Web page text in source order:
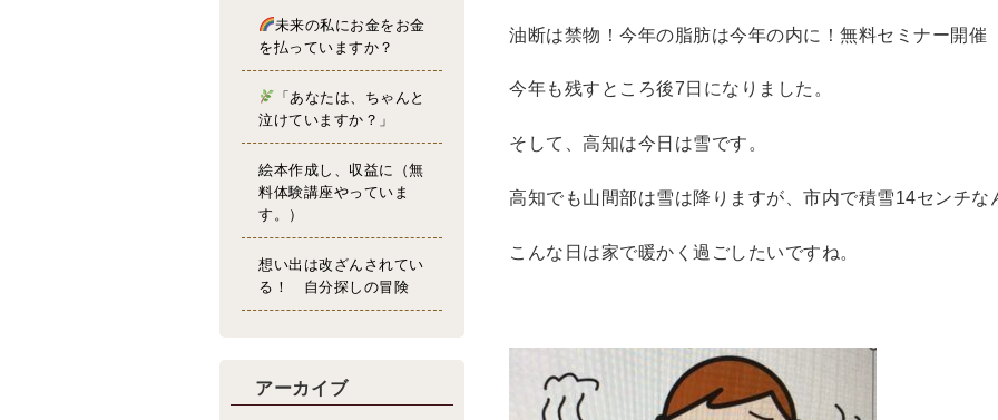
油断は禁物！今年の脂肪は今年の内に！無料セミナー開催
今年も残すところ後7日になりました。
そして、高知は今日は雪です。
高知でも山間部は雪は降りますが、市内で積雪14センチな
こんな日は家で暖かく過ごしたいですね。
未来の私にお金をお金
を払っていますか？
「あなたは、ちゃんと
泣けていますか？」
絵本作成し、収益に（無
料体験講座やっていま
す。）
想い出は改ざんされてい
る！ 自分探しの冒険
アーカイブ